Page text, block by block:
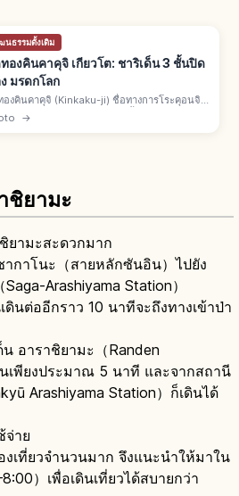
นธรรมดั้งเดิม
องคินคาคุจิ เกียวโต: ชาริเด็น 3 ชั้นปิด
มรดกโลก
องคินคาคุจิ (Kinkaku-ji) ชื่อทางการโระคุอนจิ
ดเขตคิตะเกียวโต ชาริเด็น 3 ชั้นปิดทองคำเปลว
างโดยอาชิคางะ โยชิมิตสึยุคมุโรมาจิ มรดกโลกยู
→
ชิยามะ
ยามะสะดวกมาก
ากาโนะ（สายหลักซันอิน）ไปยัง
Arashiyama Station）
นต่ออีกราว 10 นาทีจะถึงทางเข้าป่า
อาราชิยามะ（Randen
นเพียงประมาณ 5 นาที และจากสถานี
Arashiyama Station）ก็เดินได้
จ่าย
เที่ยวจำนวนมาก จึงแนะนำให้มาใน
）เพื่อเดินเที่ยวได้สบายกว่า